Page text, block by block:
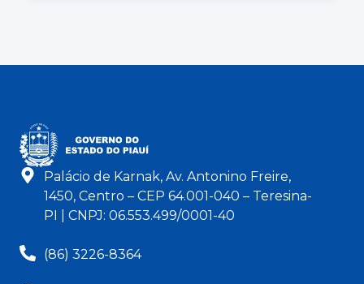
Palácio de Karnak, Av. Antonino Freire,
1450, Centro – CEP 64.001-040 – Teresina-
PI | CNPJ: 06.553.499/0001-40
(86) 3226-8364